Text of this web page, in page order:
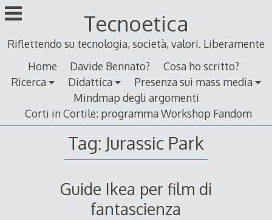
Skip
to
Tecnoetica
Riflettendo su tecnologia, società, valori. Liberamente
Home
Davide Bennato?
Cosa ho scritto?
Ricerca
Didattica
Presenza sui mass media
Mindmap degli argomenti
Corti in Cortile: programma Workshop Fandom
Tag: Jurassic Park
Guide Ikea per film di
fantascienza